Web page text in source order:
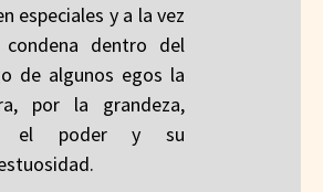
especiales y a la vez
condena dentro del
de algunos egos la
por la grandeza,
el poder y su